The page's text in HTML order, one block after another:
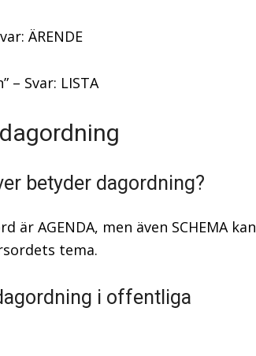
ÄRENDE
– Svar: LISTA
betyder dagordning?
är AGENDA, men även SCHEMA kan
tema.
i offentliga